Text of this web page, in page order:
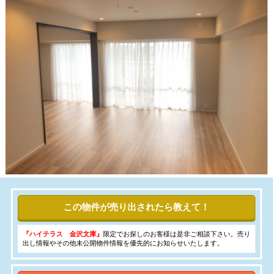
この物件が売り出されたら教えて！
『ハイテラス 金沢文庫』 限定でお探しのお客様は是非ご相談下さい。売り
出し情報やその他未公開物件情報を優先的にお知らせいたします。